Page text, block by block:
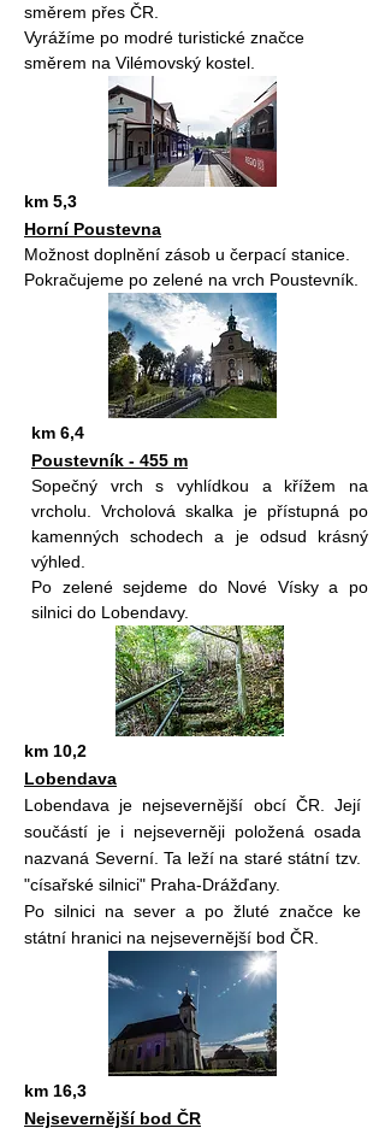
směrem přes ČR.
Vyrážíme po modré turistické značce
směrem na Vilémovský kostel.
km 5,3
Horní Poustevna
Možnost doplnění zásob u čerpací stanice.
Pokračujeme po zelené na vrch Poustevník.
km 6,4
Poustevník - 455 m
Sopečný vrch s vyhlídkou a křížem na
vrcholu. Vrcholová skalka je přístupná po
kamenných schodech a je odsud krásný
výhled.
Po zelené sejdeme do Nové Vísky a po
silnici do Lobendavy.
km 10,2
Lobendava
Lobendava je nejsevernější obcí ČR. Její
součástí je i nejseverněji položená osada
nazvaná Severní. Ta leží na staré státní tzv.
"císařské silnici" Praha-Drážďany.
Po silnici na sever a po žluté značce ke
státní hranici na nejsevernější bod ČR.
km 16,3
Nejsevernější bod ČR